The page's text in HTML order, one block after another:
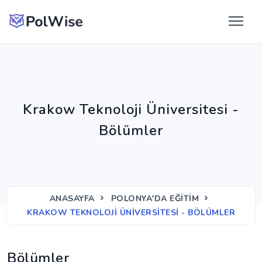
Krakow Teknoloji Üniversitesi -
Bölümler
ANASAYFA
POLONYA'DA EĞITIM
KRAKOW TEKNOLOJI ÜNIVERSITESI - BÖLÜMLER
Bölümler